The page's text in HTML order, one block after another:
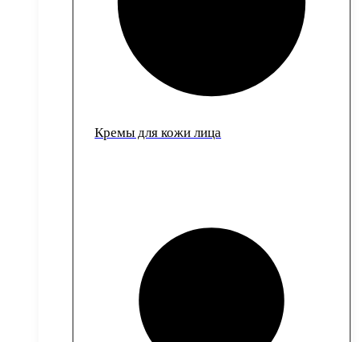
Кремы для кожи лица